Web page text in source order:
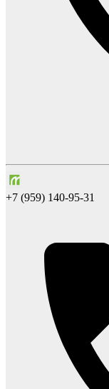
+7 (959) 140-95-31